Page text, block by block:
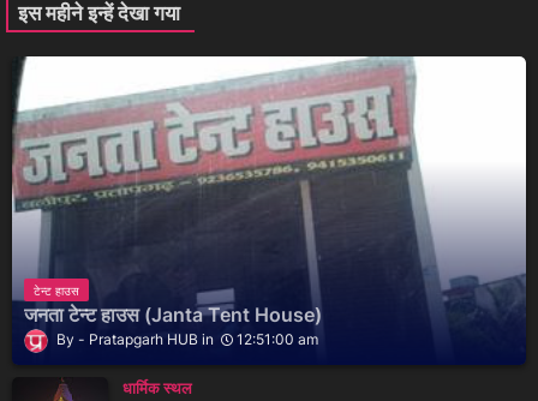
इस महीने इन्हें देखा गया
टेन्ट हाउस
जनता टेन्ट हाउस (Janta Tent House)
Pratapgarh HUB 12:51:00 am
धार्मिक स्थल